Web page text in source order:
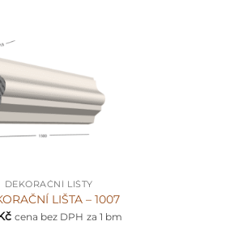
DEKORAČNÍ LIŠTY
LIŠTA – 1007
cena bez DPH za 1 bm